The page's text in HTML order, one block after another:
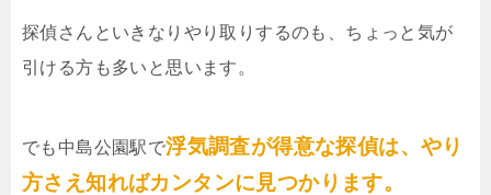
探偵さんといきなりやり取りするのも、ちょっと気が
引ける方も多いと思います。
でも中島公園駅で浮気調査が得意な探偵は、やり
方さえ知ればカンタンに見つかります。